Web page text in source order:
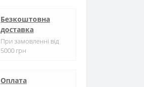
Безкоштовна
доставка
При замовленні від
5000 грн
Оплата